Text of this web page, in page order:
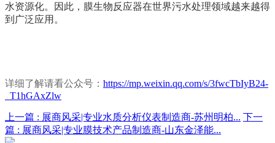
水资源化。因此，膜生物反应器在世界污水处理领域越来越得
到广泛应用。
详细了解请看公众号： https://mp.weixin.qq.com/s/3fwcTbIyB24-
_T1hGAxZlw
上一篇 : 展商风采|专业水质分析仪表制造商-苏州明柏... 下一
篇 : 展商风采|专业膜技术产品制造商-山东金泽能...